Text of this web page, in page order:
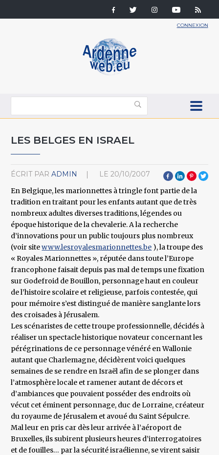
CONNEXION
LES BELGES EN ISRAEL
ÉCRIT PAR ADMIN LE 20/10/2007
En Belgique, les marionnettes à tringle font partie de la
tradition en traitant pour les enfants autant que de très
nombreux adultes diverses traditions, légendes ou
époque historique de la chevalerie. A la recherche
d’innovations pour un public toujours plus nombreux
(voir sitewww.lesroyalesmarionnettes.be ), la troupe des
« Royales Marionnettes », réputée dans toute l’Europe
francophone faisait depuis pas mal de temps une fixation
sur Godefroid de Bouillon, personnage haut en couleur
de l’histoire scolaire et religieuse, parfois contestée, qui
pour mémoire s’est distingué de manière sanglante lors
des croisades à Jérusalem.
Les scénaristes de cette troupe professionnelle, décidés à
réaliser un spectacle historique novateur concernant les
pérégrinations de ce personnage vénéré en Wallonie
autant que Charlemagne, décidèrent voici quelques
semaines de se rendre en Israël afin de se plonger dans
l’atmosphère locale et ramener autant de décors et
d’ambiances que pouvaient posséder des endroits où
vécut cet éminent personnage, duc de Lorraine, créateur
du royaume de Jérusalem et avoué du Saint Sépulcre.
Mal leur en pris car dès leur arrivée à l’aéroport de
Bruxelles, ils subirent plusieurs heures d’interrogatoires
et de fouilles… par la sécurité israélienne, se virent saisir